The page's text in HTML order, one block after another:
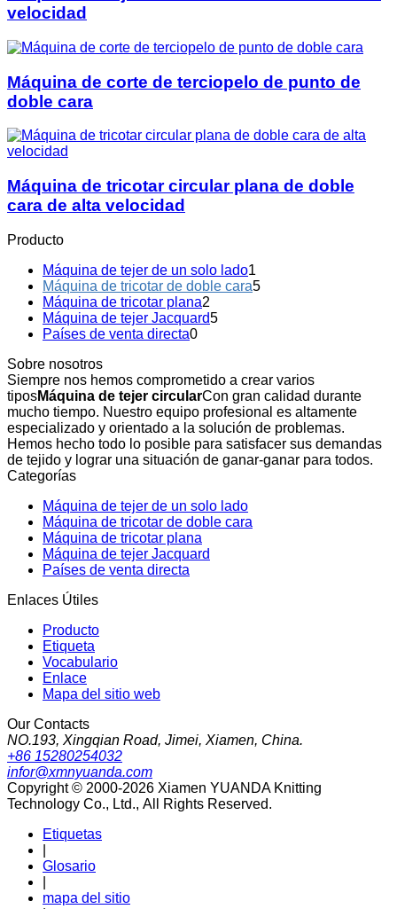
velocidad
Máquina de corte de terciopelo de punto de
doble cara
Máquina de tricotar circular plana de doble
cara de alta velocidad
Producto
Máquina de tejer de un solo lado1
Máquina de tricotar de doble cara5
Máquina de tricotar plana2
Máquina de tejer Jacquard5
Países de venta directa0
Sobre nosotros
Siempre nos hemos comprometido a crear varios
tiposMáquina de tejer circularCon gran calidad durante
mucho tiempo. Nuestro equipo profesional es altamente
especializado y orientado a la solución de problemas.
Hemos hecho todo lo posible para satisfacer sus demandas
de tejido y lograr una situación de ganar-ganar para todos.
Categorías
Máquina de tejer de un solo lado
Máquina de tricotar de doble cara
Máquina de tricotar plana
Máquina de tejer Jacquard
Países de venta directa
Enlaces Útiles
Producto
Etiqueta
Vocabulario
Enlace
Mapa del sitio web
Our Contacts
NO.193, Xingqian Road, Jimei, Xiamen, China.
+86 15280254032
infor@xmnyuanda.com
Copyright © 2000-2026 Xiamen YUANDA Knitting
Technology Co., Ltd., All Rights Reserved.
Etiquetas
Glosario
mapa del sitio